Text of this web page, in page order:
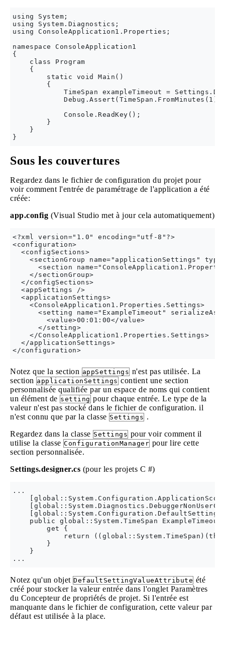
using System;
using System.Diagnostics;
using ConsoleApplication1.Properties;
namespace ConsoleApplication1
{
    class Program
    {
        static void Main()
        {
TimeSpan exampleTimeout =
            Console.ReadKey();
        }
    }
Sous les couvertures
Regardez dans le fichier de configuration du projet pour
voir comment l'entrée de paramétrage de l'application a été
créée:
app.config (Visual Studio met à jour cela automatiquement)
<?xml version="1.0" encoding="utf-8"?>
<configuration>
  <configSections>
<sectionGroup name="applicationSettings"
<section
    </sectionGroup>
  </configSections>
  <appSettings />
  <applicationSettings>
    <ConsoleApplication1.Properties.Settings>
<setting name="ExampleTimeout"
        <value>00:01:00</value>
      </setting>
    </ConsoleApplication1.Properties.Settings>
  </applicationSettings>
Notez que la section appSettings n'est pas utilisée. La
section applicationSettings contient une section
personnalisée qualifiée par un espace de noms qui contient
un élément de setting pour chaque entrée. Le type de la
valeur n'est pas stocké dans le fichier de configuration. il
n'est connu que par la classe Settings .
Regardez dans la classe Settings pour voir comment il
utilise la classe ConfigurationManager pour lire cette
section personnalisée.
Settings.designer.cs (pour les projets C #)
...
public global::System.TimeSpan ExampleTimeout
        get {
return
        }
    }
Notez qu'un objet DefaultSettingValueAttribute été
créé pour stocker la valeur entrée dans l'onglet Paramètres
du Concepteur de propriétés de projet. Si l'entrée est
manquante dans le fichier de configuration, cette valeur par
défaut est utilisée à la place.